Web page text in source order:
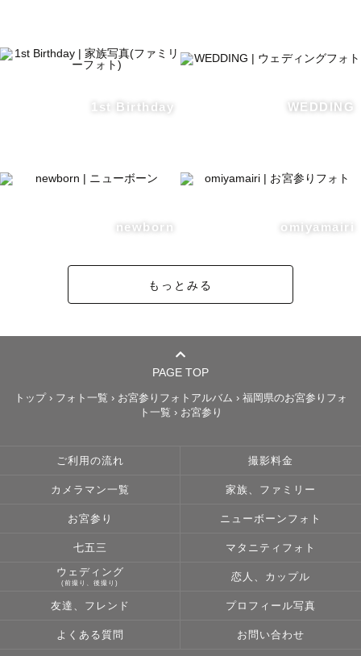
〜 その他 〜
zoom、LINEなどで撮影前に打ち合わせを行うことも可能
依頼いただきましたらご登録のアドレスに公式LINEのID、
1st Birthday WEDDING
newborn omiyamairi
もっとみる
PAGE TOP
トップ› フォト一覧 › お宮参りフォトアルバム › 福岡県のお宮参りフォ
ト一覧 › お宮参り
ご利用の流れ 撮影料金
カメラマン一覧 家族、ファミリー
お宮参り ニューボーンフォト
七五三 マタニティフォト
ウェディング
(前撮り、後撮り)
恋人、カップル
友達、フレンド プロフィール写真
よくある質問 お問い合わせ